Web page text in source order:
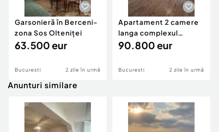
Garsonieră în Berceni-
zona Sos Olteniței
63.500 eur
Bucuresti 2 zile în urmă
Apartament 2 camere
langa complexul
comercial Auchan Titan
90.800 eur
Bucuresti 2 zile în urmă
Anunturi similare